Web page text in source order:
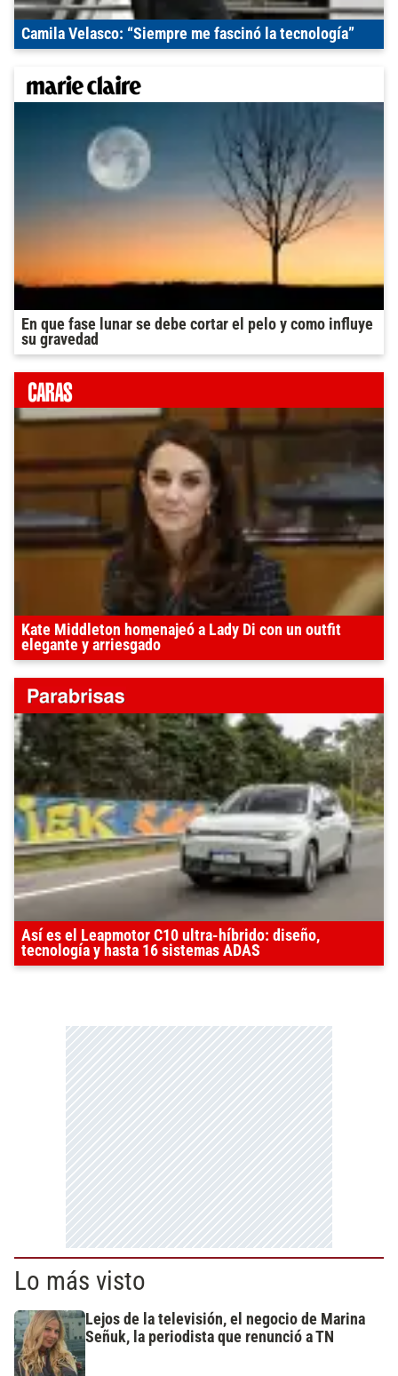
Camila Velasco: “Siempre me fascinó la tecnología”
En que fase lunar se debe cortar el pelo y como influye
su gravedad
Kate Middleton homenajeó a Lady Di con un outfit
elegante y arriesgado
Así es el Leapmotor C10 ultra-híbrido: diseño,
tecnología y hasta 16 sistemas ADAS
Lo más visto
Lejos de la televisión, el negocio de Marina
Señuk, la periodista que renunció a TN